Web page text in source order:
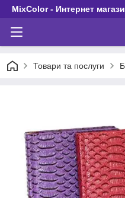
MixColor - Интернет
Товари та послуги